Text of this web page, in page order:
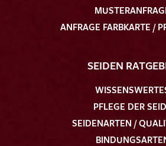
ANFRAGE FARBKARTE /
SEIDEN
PFLEGE DER
SEIDENARTEN /